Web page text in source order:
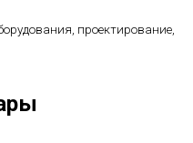
проектирование,